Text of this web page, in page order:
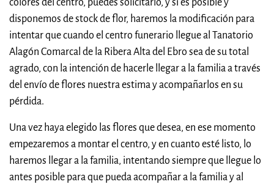
colores del centro, puedes solicitarlo, y si es posible y
disponemos de stock de flor, haremos la modificación para
intentar que cuando el centro funerario llegue al Tanatorio
Alagón Comarcal de la Ribera Alta del Ebro sea de su total
agrado, con la intención de hacerle llegar a la familia a través
del envío de flores nuestra estima y acompañarlos en su
pérdida.
Una vez haya elegido las flores que desea, en ese momento
empezaremos a montar el centro, y en cuanto esté listo, lo
haremos llegar a la familia, intentando siempre que llegue lo
antes posible para que pueda acompañar a la familia y al